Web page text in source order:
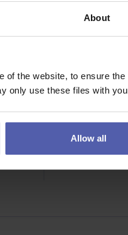
About
of the website, to ensure the
only use these files with
Allow all